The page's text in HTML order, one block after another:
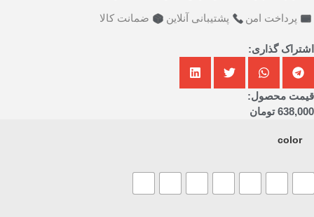
پرداخت امن پشتیبانی آنلاین ضمانت کالا
اشتراک گذاری:
قیمت محصول:
638,000 تومان
color